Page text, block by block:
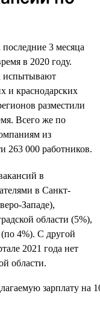
последние 3 месяца
в 2020 году.
испытывают
и краснодарских
разместили
Всего же по
из
263 000 работников.
в
в Санкт-
Западе),
области (5%),
4%). С другой
2021 года нет
области.